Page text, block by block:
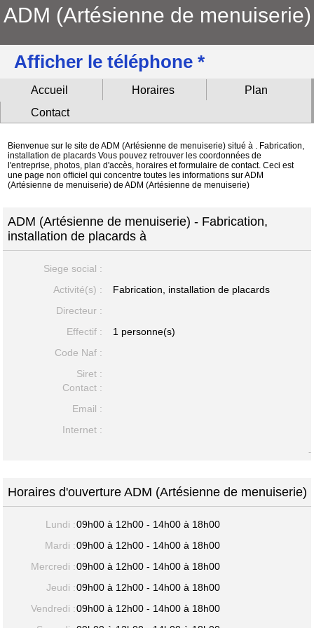
ADM (Artésienne de menuiserie)
Afficher le téléphone *
Accueil Horaires
Plan
Contact
Bienvenue sur le site de ADM (Artésienne de menuiserie) situé à . Fabrication,
installation de placards Vous pouvez retrouver les coordonnées de
l'entreprise, photos, plan d'accès, horaires et formulaire de contact. Ceci est
une page non officiel qui concentre toutes les informations sur ADM
(Artésienne de menuiserie) de ADM (Artésienne de menuiserie)
ADM (Artésienne de menuiserie) - Fabrication,
installation de placards à
Siege social :
Activité(s) :
Fabrication, installation de placards
Directeur :
Effectif :
1 personne(s)
Code Naf :
Siret :
Contact :
Email :
Internet :
-
Horaires d'ouverture ADM (Artésienne de menuiserie)
Lundi :09h00 à 12h00 - 14h00 à 18h00
Mardi :09h00 à 12h00 - 14h00 à 18h00
Mercredi :09h00 à 12h00 - 14h00 à 18h00
Jeudi :09h00 à 12h00 - 14h00 à 18h00
Vendredi :09h00 à 12h00 - 14h00 à 18h00